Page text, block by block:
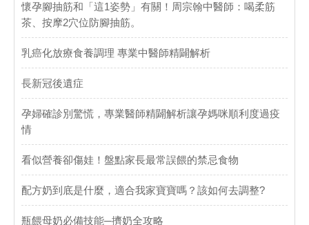
懷孕腳抽筋和「這1姿勢」有關！周宗翰中醫師：喝柔筋
茶、按摩2穴位防腳抽筋。
乳癌化放療食養調理 專業中醫師精闢解析
長新冠後遺症
孕婦確診別驚慌，專業醫師精闢解析讓孕媽咪順利度過疫
情
看似營養卻傷娃！盤點家長最常誤餵的禁忌食物
配方奶到底是什麼，適合我家寶寶嗎？該如何去調整?
瓶餵母奶必備技能─擠奶全攻略